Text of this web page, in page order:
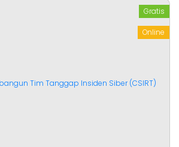
Gratis
Online